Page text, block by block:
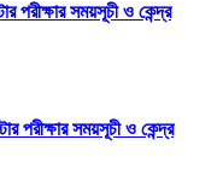
পরীক্ষার সময়সূচী ও কেন্দ্র
পরীক্ষার সময়সূচী ও কেন্দ্র